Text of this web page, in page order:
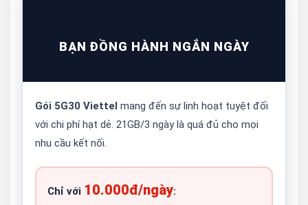
BẠN ĐỒNG HÀNH NGẮN NGÀY
Gói 5G30 Viettel mang đến sự linh hoạt tuyệt đối
với chi phí hạt dẻ. 21GB/3 ngày là quá đủ cho mọi
nhu cầu kết nối.
Chỉ với 10.000đ/ngày: